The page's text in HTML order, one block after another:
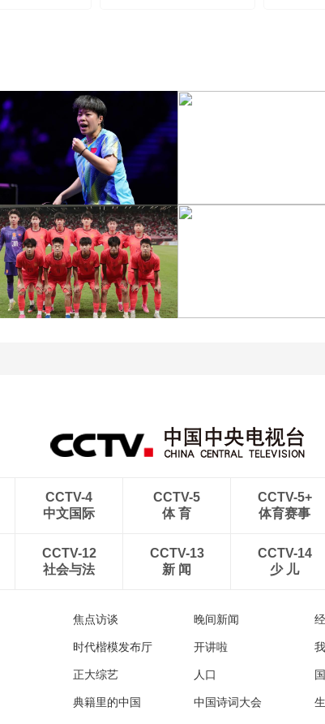
]王艺迪3-1胜郑怡静 晋
级WTT横滨冠军赛女单8
CCTV-4
中文国际
CCTV-5
体 育
CCTV-5+
体育赛事
CCTV-12
社会与法
CCTV-13
新 闻
CCTV-14
少 儿
焦点访谈 晚间新闻
时代楷模发布厅 开讲啦
正大综艺 人口
典籍里的中国 中国诗词大会